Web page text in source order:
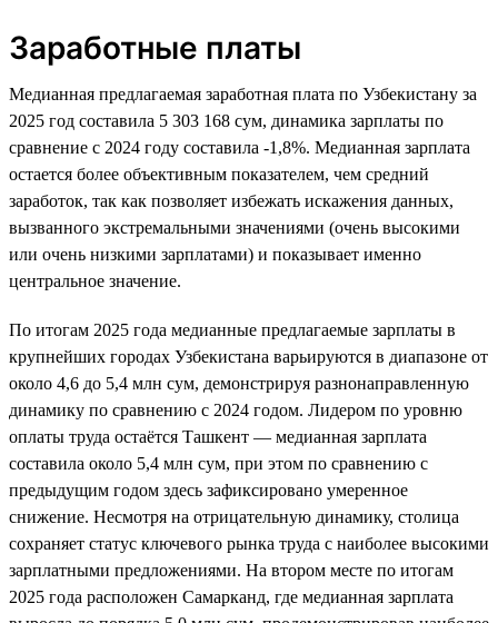
Заработные платы
Медианная предлагаемая заработная плата по Узбекистану за
2025 год составила 5 303 168 сум, динамика зарплаты по
сравнение с 2024 году составила -1,8%. Медианная зарплата
остается более объективным показателем, чем средний
заработок, так как позволяет избежать искажения данных,
вызванного экстремальными значениями (очень высокими
или очень низкими зарплатами) и показывает именно
центральное значение.
По итогам 2025 года медианные предлагаемые зарплаты в
крупнейших городах Узбекистана варьируются в диапазоне от
около 4,6 до 5,4 млн сум, демонстрируя разнонаправленную
динамику по сравнению с 2024 годом. Лидером по уровню
оплаты труда остаётся Ташкент — медианная зарплата
составила около 5,4 млн сум, при этом по сравнению с
предыдущим годом здесь зафиксировано умеренное
снижение. Несмотря на отрицательную динамику, столица
сохраняет статус ключевого рынка труда с наиболее высокими
зарплатными предложениями. На втором месте по итогам
2025 года расположен Самарканд, где медианная зарплата